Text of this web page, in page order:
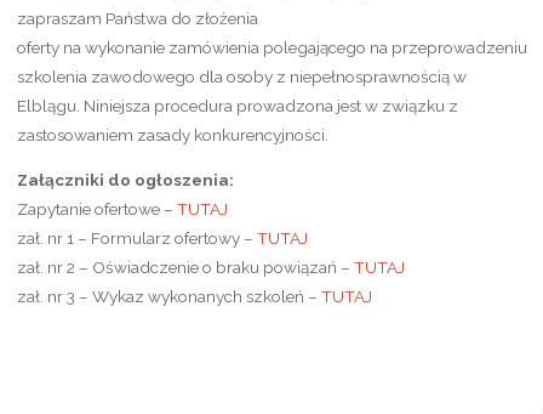
zapraszam Państwa do złożenia
oferty na wykonanie zamówienia polegającego na przeprowadzeniu
szkolenia zawodowego dla osoby z niepełnosprawnością w
Elblągu. Niniejsza procedura prowadzona jest w związku z
zastosowaniem zasady konkurencyjności.
Załączniki do ogłoszenia:
Zapytanie ofertowe – TUTAJ
zał. nr 1 – Formularz ofertowy – TUTAJ
zał. nr 2 – Oświadczenie o braku powiązań – TUTAJ
zał. nr 3 – Wykaz wykonanych szkoleń – TUTAJ